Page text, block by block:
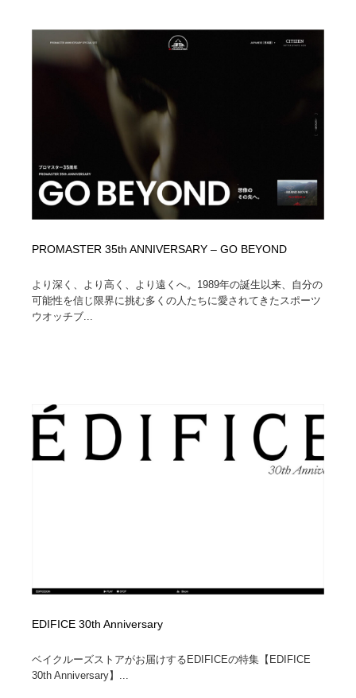
PROMASTER 35th ANNIVERSARY – GO BEYOND
より深く、より⾼く、より遠くへ。1989年の誕⽣以来、⾃分の
可能性を信じ限界に挑む多くの⼈たちに愛されてきたスポーツ
ウオッチブ...
EDIFICE 30th Anniversary
ベイクルーズストアがお届けするEDIFICEの特集【EDIFICE
30th Anniversary】...